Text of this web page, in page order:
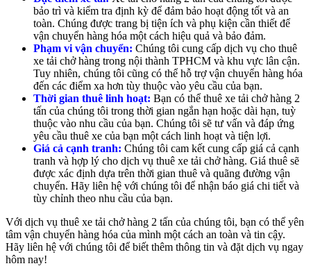
bảo trì và kiểm tra định kỳ để đảm bảo hoạt động tốt và an
toàn. Chúng được trang bị tiện ích và phụ kiện cần thiết để
vận chuyển hàng hóa một cách hiệu quả và bảo đảm.
Phạm vi vận chuyển: Chúng tôi cung cấp dịch vụ cho thuê
xe tải chở hàng trong nội thành TPHCM và khu vực lân cận.
Tuy nhiên, chúng tôi cũng có thể hỗ trợ vận chuyển hàng hóa
đến các điểm xa hơn tùy thuộc vào yêu cầu của bạn.
Thời gian thuê linh hoạt: Bạn có thể thuê xe tải chở hàng 2
tấn của chúng tôi trong thời gian ngắn hạn hoặc dài hạn, tuỳ
thuộc vào nhu cầu của bạn. Chúng tôi sẽ tư vấn và đáp ứng
yêu cầu thuê xe của bạn một cách linh hoạt và tiện lợi.
Giá cả cạnh tranh: Chúng tôi cam kết cung cấp giá cả cạnh
tranh và hợp lý cho dịch vụ thuê xe tải chở hàng. Giá thuê sẽ
được xác định dựa trên thời gian thuê và quãng đường vận
chuyển. Hãy liên hệ với chúng tôi để nhận báo giá chi tiết và
tùy chỉnh theo nhu cầu của bạn.
Với dịch vụ thuê xe tải chở hàng 2 tấn của chúng tôi, bạn có thể yên
tâm vận chuyển hàng hóa của mình một cách an toàn và tin cậy.
Hãy liên hệ với chúng tôi để biết thêm thông tin và đặt dịch vụ ngay
hôm nay!